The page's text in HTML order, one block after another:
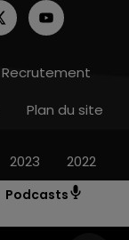
Podcasts
Recrutement
Plan du site
2023 2022